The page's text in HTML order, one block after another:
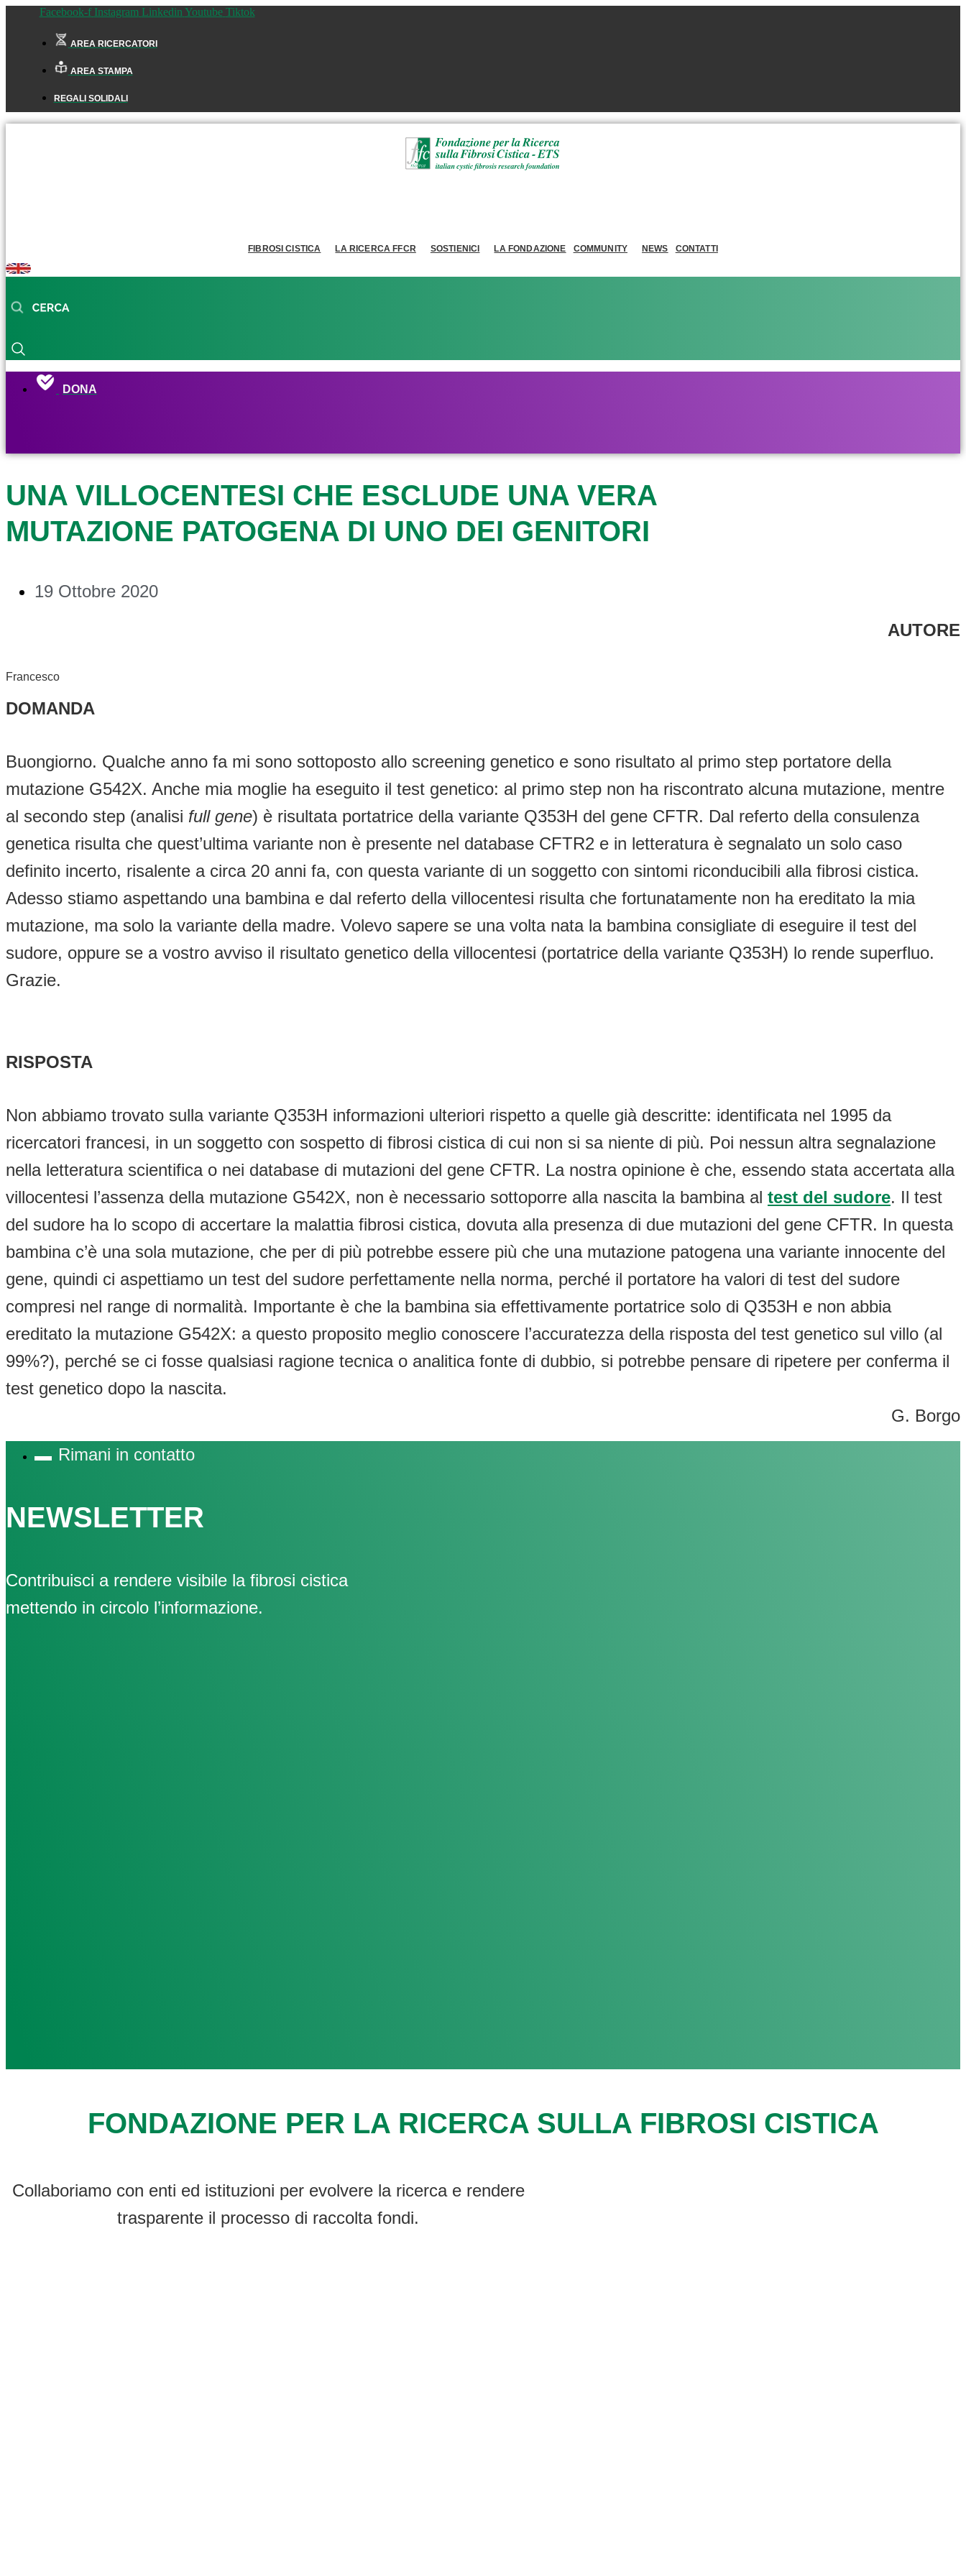
Facebook-f Instagram Linkedin Youtube Tiktok
AREA RICERCATORI
AREA STAMPA
REGALI SOLIDALI
FIBROSI CISTICA LA RICERCA FFCR SOSTIENICI LA FONDAZIONE COMMUNITY NEWS CONTATTI
DONA
UNA VILLOCENTESI CHE ESCLUDE UNA VERA
MUTAZIONE PATOGENA DI UNO DEI GENITORI
19 Ottobre 2020
AUTORE
Francesco
DOMANDA
Buongiorno. Qualche anno fa mi sono sottoposto allo screening genetico e sono risultato al primo step portatore della
mutazione G542X. Anche mia moglie ha eseguito il test genetico: al primo step non ha riscontrato alcuna mutazione, mentre
al secondo step (analisi full gene) è risultata portatrice della variante Q353H del gene CFTR. Dal referto della consulenza
genetica risulta che quest’ultima variante non è presente nel database CFTR2 e in letteratura è segnalato un solo caso
definito incerto, risalente a circa 20 anni fa, con questa variante di un soggetto con sintomi riconducibili alla fibrosi cistica.
Adesso stiamo aspettando una bambina e dal referto della villocentesi risulta che fortunatamente non ha ereditato la mia
mutazione, ma solo la variante della madre. Volevo sapere se una volta nata la bambina consigliate di eseguire il test del
sudore, oppure se a vostro avviso il risultato genetico della villocentesi (portatrice della variante Q353H) lo rende superfluo.
Grazie.
RISPOSTA
Non abbiamo trovato sulla variante Q353H informazioni ulteriori rispetto a quelle già descritte: identificata nel 1995 da
ricercatori francesi, in un soggetto con sospetto di fibrosi cistica di cui non si sa niente di più. Poi nessun altra segnalazione
nella letteratura scientifica o nei database di mutazioni del gene CFTR. La nostra opinione è che, essendo stata accertata alla
villocentesi l’assenza della mutazione G542X, non è necessario sottoporre alla nascita la bambina al test del sudore. Il test
del sudore ha lo scopo di accertare la malattia fibrosi cistica, dovuta alla presenza di due mutazioni del gene CFTR. In questa
bambina c’è una sola mutazione, che per di più potrebbe essere più che una mutazione patogena una variante innocente del
gene, quindi ci aspettiamo un test del sudore perfettamente nella norma, perché il portatore ha valori di test del sudore
compresi nel range di normalità. Importante è che la bambina sia effettivamente portatrice solo di Q353H e non abbia
ereditato la mutazione G542X: a questo proposito meglio conoscere l’accuratezza della risposta del test genetico sul villo (al
99%?), perché se ci fosse qualsiasi ragione tecnica o analitica fonte di dubbio, si potrebbe pensare di ripetere per conferma il
test genetico dopo la nascita.
G. Borgo
Rimani in contatto
NEWSLETTER
Contribuisci a rendere visibile la fibrosi cistica
mettendo in circolo l’informazione.
FONDAZIONE PER LA RICERCA SULLA FIBROSI CISTICA
Collaboriamo con enti ed istituzioni per evolvere la ricerca e rendere
trasparente il processo di raccolta fondi.